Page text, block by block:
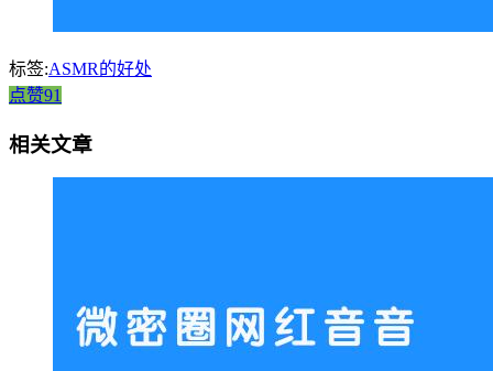
标签:ASMR的好处
点赞91
相关文章